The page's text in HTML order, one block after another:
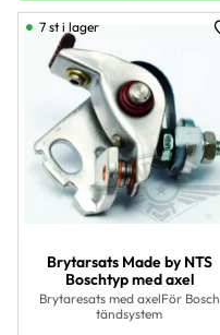
Brytarsats Made by NTS
Boschtyp med axel
Brytaresats med axelFör Bosch
tändsystem
7 st i lager